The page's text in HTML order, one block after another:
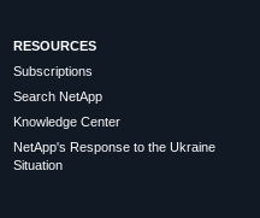
RESOURCES
Subscriptions
Search NetApp
Knowledge Center
NetApp's Response to the Ukraine
Situation